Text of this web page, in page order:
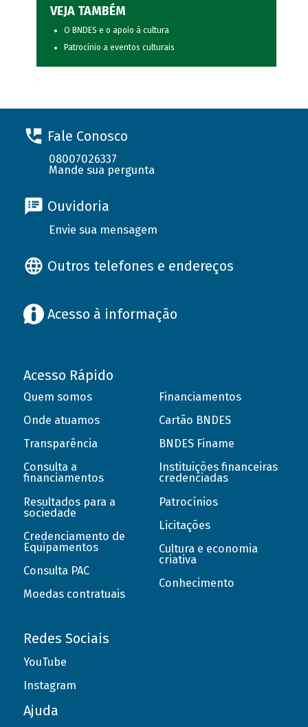
VEJA TAMBÉM
O BNDES e o apoio à cultura
Patrocínio a eventos culturais
Fale Conosco
08007026337
Mande sua pergunta
Ouvidoria
Envie sua mensagem
Outros telefones e endereços
Acesso à informação
Acesso Rápido
Quem somos
Onde atuamos
Transparência
Consulta a
financiamentos
Resultados para a
sociedade
Credenciamento de
Equipamentos
Consulta PAC
Moedas contratuais
Financiamentos
Cartão BNDES
BNDES Finame
Instituições financeiras
credenciadas
Patrocínios
Licitações
Cultura e economia
criativa
Conhecimento
Redes Sociais
YouTube
Instagram
Ajuda